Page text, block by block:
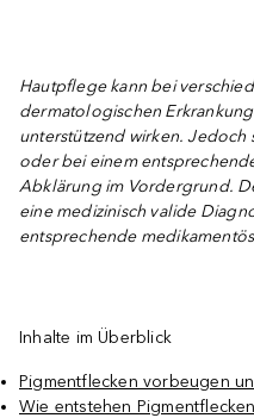
Hautpflege kann bei
dermatologischen
unterstützend wirken. Jedoch
oder bei einem
Abklärung im Vordergrund.
eine medizinisch valide
entsprechende
Inhalte im Überblick
Pigmentflecken vorbeugen
Wie entstehen